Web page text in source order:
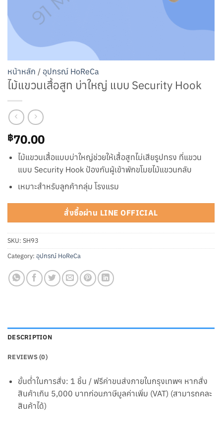
หน้าหลัก / อุปกรณ์ HoReCa
ไม้แขวนเสื้อสูท บ่าใหญ่ แบบ Security Hook
฿70.00
ไม้แขวนเสื้อแบบบ่าใหญ่ช่วยให้เสื้อสูทไม่เสียรูปทรง ที่แขวน
แบบ Security Hook ป้องกันผู้เข้าพักขโมยไม้แขวนกลับ
เหมาะสำหรับลูกค้ากลุ่ม โรงแรม
สั่งซื้อผ่าน LINE OFFICIAL
SKU: SH93
Category: อุปกรณ์ HoReCa
DESCRIPTION
REVIEWS (0)
ขั้นต่ำในการสั่ง: 1 ชิ้น / ฟรีค่าขนส่งภายในกรุงเทพฯ หากสั่ง
สินค้าเกิน 5,000 บาทก่อนภาษีมูลค่าเพิ่ม (VAT) (สามารถคละ
สินค้าได้)